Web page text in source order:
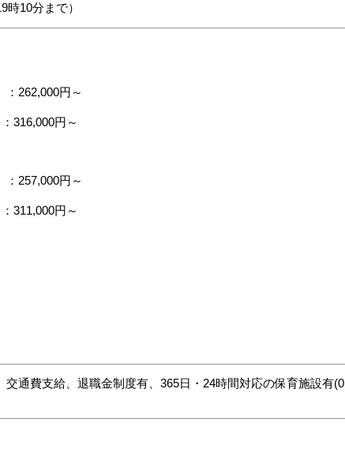
10分まで）
：262,000円～
316,000円～
：257,000円～
311,000円～
通費支給、退職金制度有、365日・24時間対応の保育施設有(0